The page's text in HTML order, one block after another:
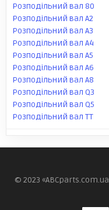
Розподільний вал 80
Розподільний вал A2
Розподільний вал A3
Розподільний вал A4
Розподільний вал A5
Розподільний вал A6
Розподільний вал A8
Розподільний вал Q3
Розподільний вал Q5
Розподільний вал TT
© 2023